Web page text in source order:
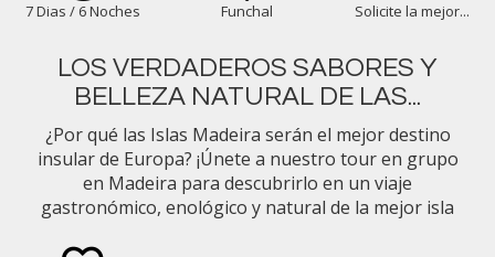
7 Dias / 6 Noches Funchal Solicite la mejor...
LOS VERDADEROS SABORES Y
BELLEZA NATURAL DE LAS...
¿Por qué las Islas Madeira serán el mejor destino
insular de Europa? ¡Únete a nuestro tour en grupo
en Madeira para descubrirlo en un viaje
gastronómico, enológico y natural de la mejor isla